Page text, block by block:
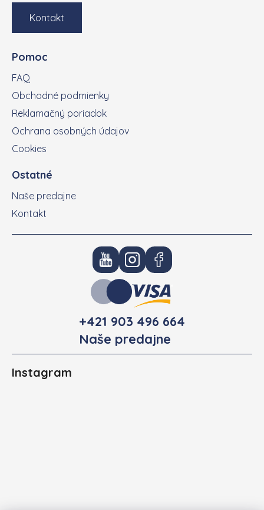
Kontakt
Pomoc
FAQ
Obchodné podmienky
Reklamačný poriadok
Ochrana osobných údajov
Cookies
Ostatné
Naše predajne
Kontakt
+421 903 496 664
Naše predajne
Instagram